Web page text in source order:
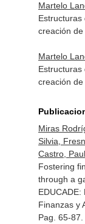
Martelo
creación
Martelo
creación
Miras
Silvia,
Castro,
Fostering
through a
EDUCADE:
Finanzas y
Pag. 65-87.